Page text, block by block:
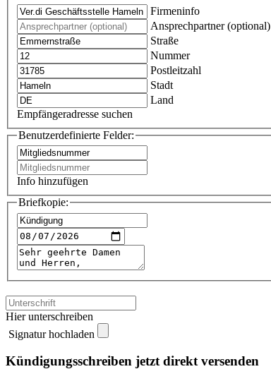
Firmeninfo
Ansprechpartner (optional)
Straße
Nummer
Postleitzahl
Stadt
Land
Empfängeradresse suchen
Benutzerdefinierte Felder:
Info hinzufügen
Briefkopie:
Hier unterschreiben
Signatur hochladen
Kündigungsschreiben jetzt direkt versenden